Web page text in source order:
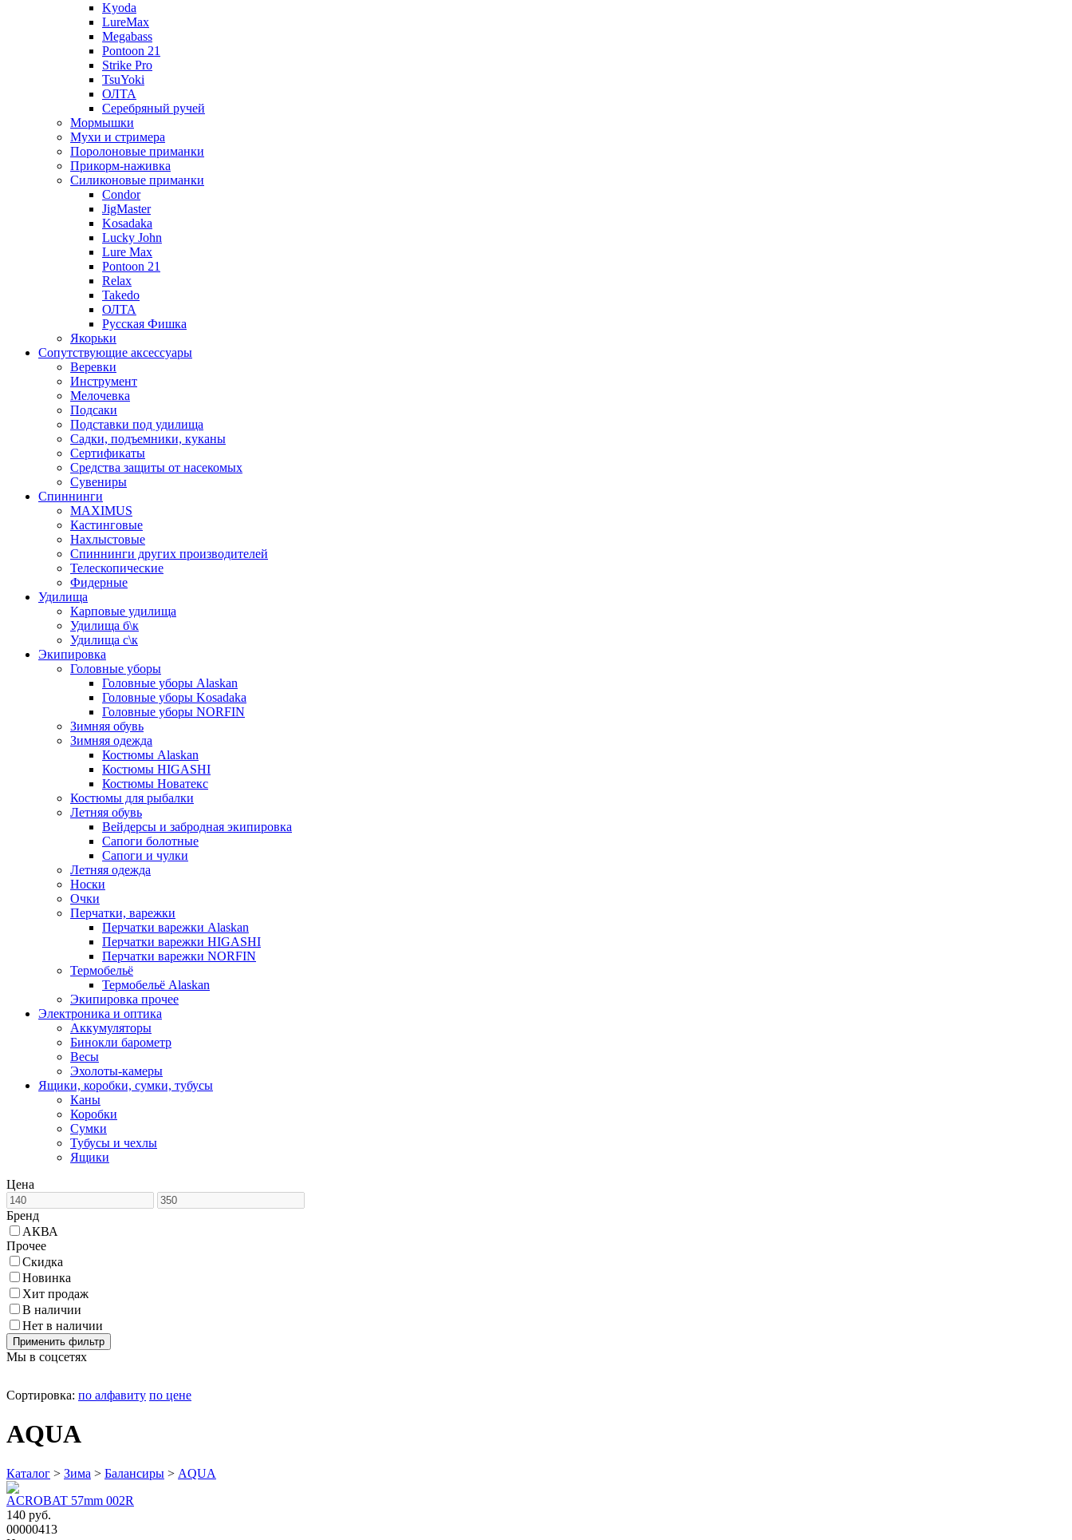
Kyoda
LureMax
Megabass
Pontoon 21
Strike Pro
TsuYoki
ОЛТА
Серебряный ручей
Мормышки
Мухи и стримера
Поролоновые приманки
Прикорм-наживка
Силиконовые приманки
Condor
JigMaster
Kosadaka
Lucky John
Lure Max
Pontoon 21
Relax
Takedo
ОЛТА
Русская Фишка
Якорьки
Сопутствующие аксессуары
Веревки
Инструмент
Мелочевка
Подсаки
Подставки под удилища
Садки, подъемники, куканы
Сертификаты
Средства защиты от насекомых
Сувениры
Спиннинги
MAXIMUS
Кастинговые
Нахлыстовые
Спиннинги других производителей
Телескопические
Фидерные
Удилища
Карповые удилища
Удилища б\к
Удилища с\к
Экипировка
Головные уборы
Головные уборы Alaskan
Головные уборы Kosadaka
Головные уборы NORFIN
Зимняя обувь
Зимняя одежда
Костюмы Alaskan
Костюмы HIGASHI
Костюмы Новатекс
Костюмы для рыбалки
Летняя обувь
Вейдерсы и забродная экипировка
Сапоги болотные
Сапоги и чулки
Летняя одежда
Носки
Очки
Перчатки, варежки
Перчатки варежки Alaskan
Перчатки варежки HIGASHI
Перчатки варежки NORFIN
Термобельё
Термобельё Alaskan
Экипировка прочее
Электроника и оптика
Аккумуляторы
Бинокли барометр
Весы
Эхолоты-камеры
Ящики, коробки, сумки, тубусы
Каны
Коробки
Сумки
Тубусы и чехлы
Ящики
Цена
Бренд
АКВА
Прочее
Cкидка
Новинка
Хит продаж
В наличии
Нет в наличии
Мы в соцсетях
Сортировка: по алфавиту по цене
AQUA
Каталог > Зима > Балансиры > AQUA
ACROBAT 57mm 002R
140 руб.
00000413